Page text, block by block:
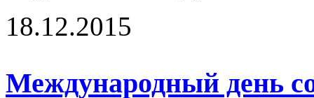
18.12.2015
Международный день